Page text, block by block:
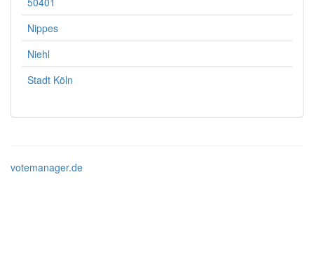
Nippes
Niehl
Stadt Köln
votemanager.de